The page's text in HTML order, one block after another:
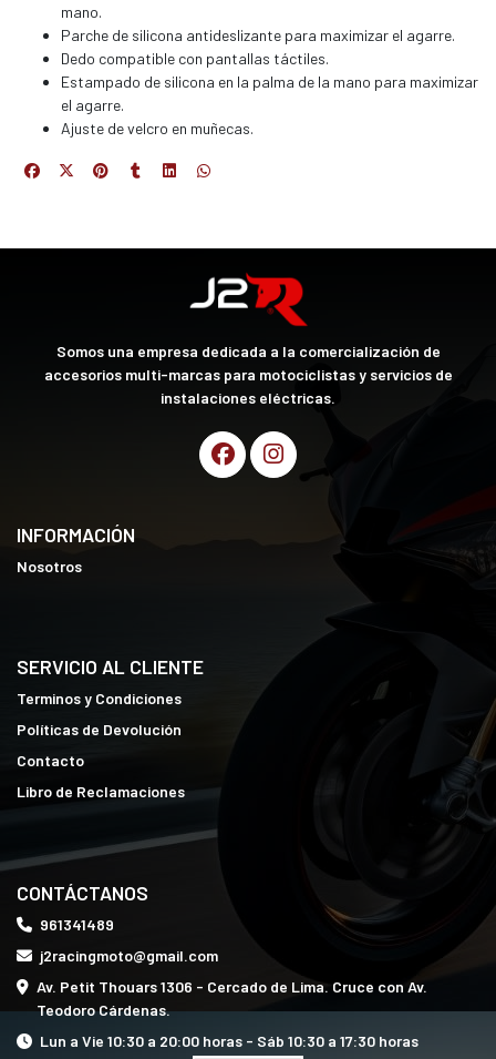
mano.
Parche de silicona antideslizante para maximizar el agarre.
Dedo compatible con pantallas táctiles.
Estampado de silicona en la palma de la mano para maximizar
el agarre.
Ajuste de velcro en muñecas.
Somos una empresa dedicada a la comercialización de
accesorios multi-marcas para motociclistas y servicios de
instalaciones eléctricas.
INFORMACIÓN
Nosotros
SERVICIO AL CLIENTE
Terminos y Condiciones
Políticas de Devolución
Contacto
Libro de Reclamaciones
CONTÁCTANOS
961341489
j2racingmoto@gmail.com
Av. Petit Thouars 1306 - Cercado de Lima. Cruce con Av.
Teodoro Cárdenas.
Lun a Vie 10:30 a 20:00 horas - Sáb 10:30 a 17:30 horas